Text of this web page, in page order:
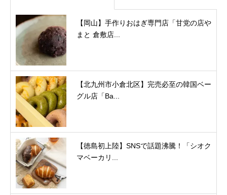
【岡山】手作りおはぎ専門店「甘党の店や
まと 倉敷店...
【北九州市小倉北区】完売必至の韓国ベー
グル店「Ba...
【徳島初上陸】SNSで話題沸騰！「シオク
マベーカリ...